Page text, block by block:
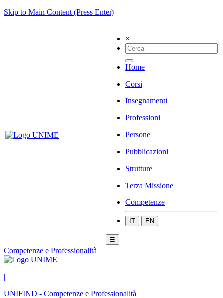
Skip to Main Content (Press Enter)
×
Home
Corsi
Insegnamenti
Professioni
Persone
Pubblicazioni
Strutture
Terza Missione
Competenze
IT EN
☰
Competenze e Professionalità
|
UNIFIND - Competenze e Professionalità